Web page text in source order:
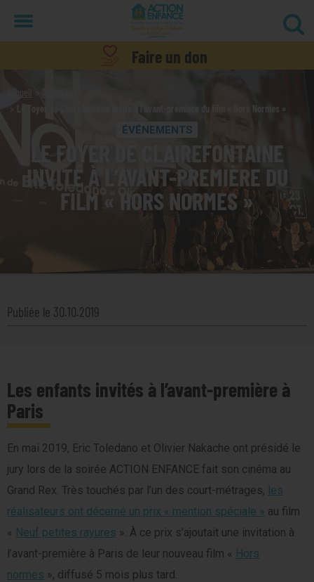
Faire un don
Accueil
Le Foyer de Clairefontaine invité à l’avant-première du film « Hors Normes »
ÉVÉNEMENTS
LE FOYER DE CLAIREFONTAINE
INVITÉ À L’AVANT-PREMIÈRE DU
FILM « HORS NORMES »
Publiée le 30.10.2019
Les enfants invités à l’avant-première à
Paris
En mai 2019, Eric Toledano et Olivier Nakache ont présidé le
jury lors de la soirée ACTION ENFANCE fait son cinéma au
Grand Rex. Très touchés par l’un des court-métrages, les
réalisateurs ont décerné un prix « mention spéciale » au film
« Neuf petites rayures ». À ce prix s’ajoutait une invitation à
l’avant-première à Paris de leur nouveau film « Hors
normes », diffusé 5 mois plus tard.